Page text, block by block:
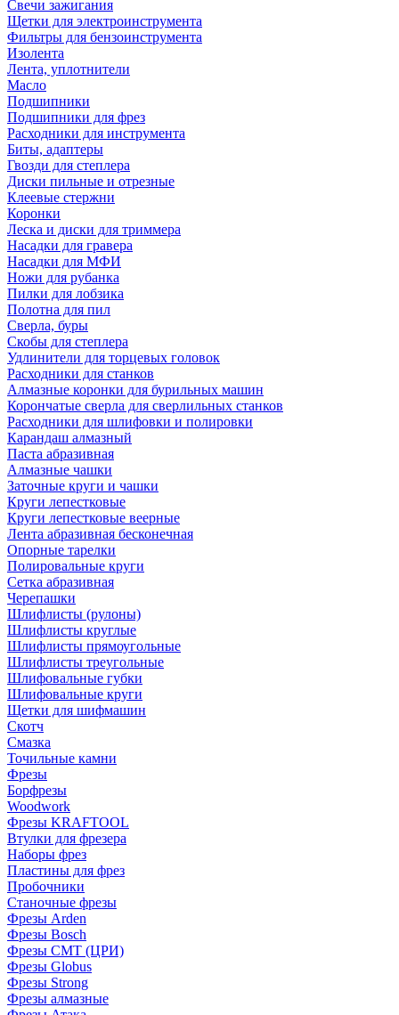
Свечи зажигания
Щетки для электроинструмента
Фильтры для бензоинструмента
Изолента
Лента, уплотнители
Масло
Подшипники
Подшипники для фрез
Расходники для инструмента
Биты, адаптеры
Гвозди для степлера
Диски пильные и отрезные
Клеевые стержни
Коронки
Леска и диски для триммера
Насадки для гравера
Насадки для МФИ
Ножи для рубанка
Пилки для лобзика
Полотна для пил
Сверла, буры
Скобы для степлера
Удлинители для торцевых головок
Расходники для станков
Алмазные коронки для бурильных машин
Корончатые сверла для сверлильных станков
Расходники для шлифовки и полировки
Карандаш алмазный
Паста абразивная
Алмазные чашки
Заточные круги и чашки
Круги лепестковые
Круги лепестковые веерные
Лента абразивная бесконечная
Опорные тарелки
Полировальные круги
Сетка абразивная
Черепашки
Шлифлисты (рулоны)
Шлифлисты круглые
Шлифлисты прямоугольные
Шлифлисты треугольные
Шлифовальные губки
Шлифовальные круги
Щетки для шифмашин
Скотч
Смазка
Точильные камни
Фрезы
Борфрезы
Woodwork
Фрезы KRAFTOOL
Втулки для фрезера
Наборы фрез
Пластины для фрез
Пробочники
Станочные фрезы
Фрезы Arden
Фрезы Bosch
Фрезы CMT (ЦРИ)
Фрезы Globus
Фрезы Strong
Фрезы алмазные